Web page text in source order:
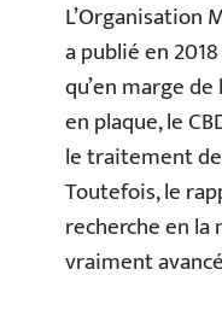
L’Organisation
a publié en
qu’en marge
en plaque, le
le traitement
Toutefois, le
recherche en la
vraiment